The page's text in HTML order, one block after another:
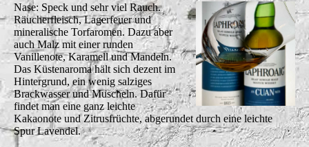
Nase: Speck und sehr viel Rauch.
Räucherfleisch, Lagerfeuer und
mineralische Torfaromen. Dazu aber
auch Malz mit einer runden
Vanillenote, Karamell und Mandeln.
Das Küstenaroma hält sich dezent im
Hintergrund, ein wenig salziges
Brackwasser und Muscheln. Dafür
findet man eine ganz leichte
Kakaonote und Zitrusfrüchte, abgerundet durch eine leichte
Spur Lavendel.